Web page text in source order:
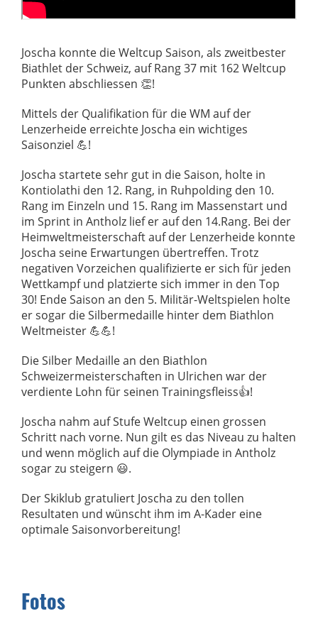
Joscha konnte die Weltcup Saison, als zweitbester
Biathlet der Schweiz, auf Rang 37 mit 162 Weltcup
Punkten abschliessen 👏!
Mittels der Qualifikation für die WM auf der
Lenzerheide erreichte Joscha ein wichtiges
Saisonziel 💪!
Joscha startete sehr gut in die Saison, holte in
Kontiolathi den 12. Rang, in Ruhpolding den 10.
Rang im Einzeln und 15. Rang im Massenstart und
im Sprint in Antholz lief er auf den 14.Rang. Bei der
Heimweltmeisterschaft auf der Lenzerheide konnte
Joscha seine Erwartungen übertreffen. Trotz
negativen Vorzeichen qualifizierte er sich für jeden
Wettkampf und platzierte sich immer in den Top
30! Ende Saison an den 5. Militär-Weltspielen holte
er sogar die Silbermedaille hinter dem Biathlon
Weltmeister 💪💪!
Die Silber Medaille an den Biathlon
Schweizermeisterschaften in Ulrichen war der
verdiente Lohn für seinen Trainingsfleiss👍!
Joscha nahm auf Stufe Weltcup einen grossen
Schritt nach vorne. Nun gilt es das Niveau zu halten
und wenn möglich auf die Olympiade in Antholz
sogar zu steigern 😃.
Der Skiklub gratuliert Joscha zu den tollen
Resultaten und wünscht ihm im A-Kader eine
optimale Saisonvorbereitung!
Fotos